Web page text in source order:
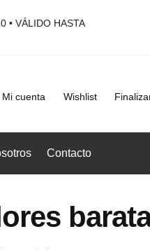
• VÁLIDO HASTA
Mi cuenta Wishlist
Contacto